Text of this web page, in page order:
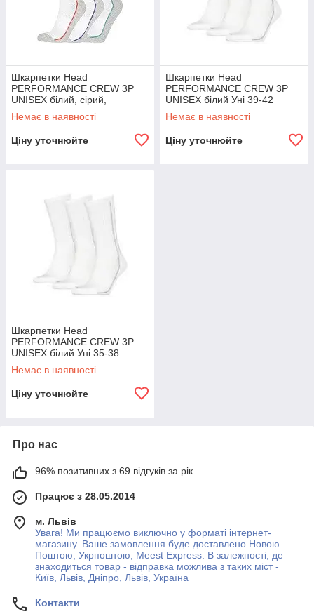
Шкарпетки Head
PERFORMANCE CREW 3P
UNISEX білий, сірий,
мультиколор Уні 39-42
Немає в наявності
Ціну уточнюйте
Шкарпетки Head
PERFORMANCE CREW 3P
UNISEX білий Уні 39-42
Немає в наявності
Ціну уточнюйте
Шкарпетки Head
PERFORMANCE CREW 3P
UNISEX білий Уні 35-38
Немає в наявності
Ціну уточнюйте
Про нас
96% позитивних з 69 відгуків за рік
Працює з 28.05.2014
м. Львів
Увага! Ми працюємо виключно у форматі інтернет-
магазину. Ваше замовлення буде доставлено Новою
Поштою, Укрпоштою, Meest Express. В залежності, де
знаходиться товар - відправка можлива з таких міст -
Київ, Львів, Дніпро, Львів, Україна
Контакти